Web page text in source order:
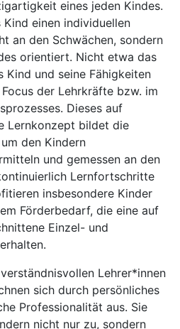
eines jeden Kindes.
einen individuellen
an den Schwächen, sondern
orientiert. Nicht etwa das
Kind und seine Fähigkeiten
der Lehrkräfte bzw. im
Dieses auf
Lernkonzept bildet die
den Kindern
und gemessen an den
Lernfortschritte
insbesondere Kinder
Förderbedarf, die eine auf
Einzel- und
Lehrer*innen
sich durch persönliches
Professionalität aus. Sie
nicht nur zu, sondern